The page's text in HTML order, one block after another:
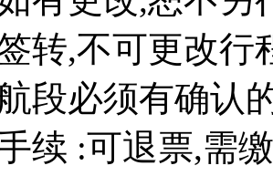
转,不可更改行
段必须有确认
续 :可退票,需